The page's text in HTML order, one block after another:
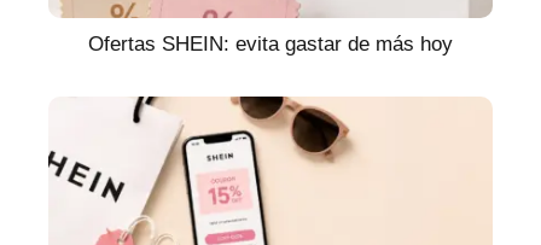
Ofertas SHEIN: evita gastar de más hoy